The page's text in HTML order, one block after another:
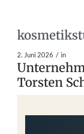
2. Juni 2026 / in
Torsten